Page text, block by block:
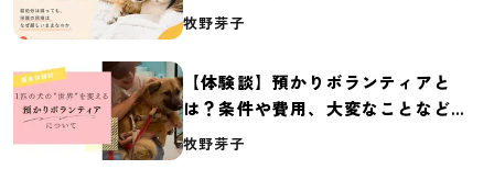
体の実態調査【保護犬・保護猫白書
牧野芽子
【体験談】預かりボランティアと
は？条件や費用、大変なことなど紹
介
牧野芽子